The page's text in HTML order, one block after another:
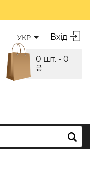
УКР Вхід
0 шт. - 0
₴